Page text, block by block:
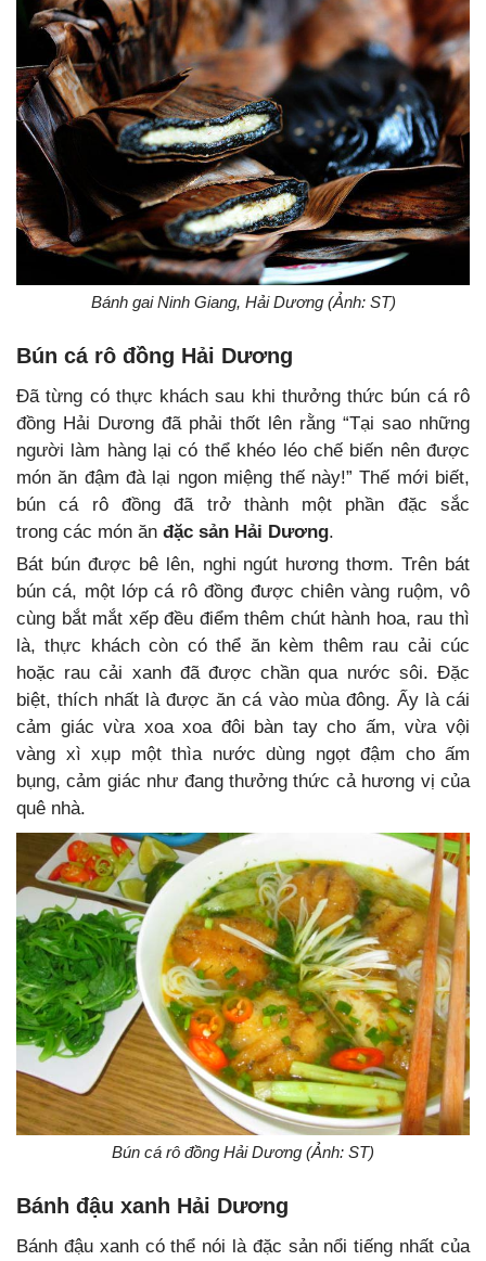
Bánh gai Ninh Giang, Hải Dương (Ảnh: ST)
Bún cá rô đồng Hải Dương
Đã từng có thực khách sau khi thưởng thức bún cá rô
đồng Hải Dương đã phải thốt lên rằng “Tại sao những
người làm hàng lại có thể khéo léo chế biến nên được
món ăn đậm đà lại ngon miệng thế này!” Thế mới biết,
bún cá rô đồng đã trở thành một phần đặc sắc
trong các món ăn đặc sản Hải Dương.
Bát bún được bê lên, nghi ngút hương thơm. Trên bát
bún cá, một lớp cá rô đồng được chiên vàng ruộm, vô
cùng bắt mắt xếp đều điểm thêm chút hành hoa, rau thì
là, thực khách còn có thể ăn kèm thêm rau cải cúc
hoặc rau cải xanh đã được chần qua nước sôi. Đặc
biệt, thích nhất là được ăn cá vào mùa đông. Ấy là cái
cảm giác vừa xoa xoa đôi bàn tay cho ấm, vừa vội
vàng xì xụp một thìa nước dùng ngọt đậm cho ấm
bụng, cảm giác như đang thưởng thức cả hương vị của
quê nhà.
Bún cá rô đồng Hải Dương (Ảnh: ST)
Bánh đậu xanh Hải Dương
Bánh đậu xanh có thể nói là đặc sản nổi tiếng nhất của